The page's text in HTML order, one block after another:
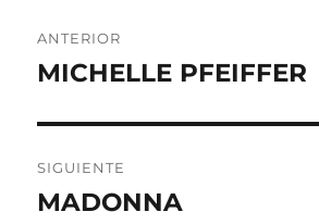
de
ANTERIOR
Entrada
MICHELLE PFEIFFER
SIGUIENTE
Entrada
MADONNA